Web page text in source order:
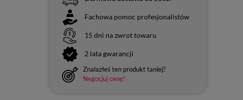
Fachowa pomoc profesjonalistów
15 dni na zwrot towaru
2 lata gwarancji
Znalazłeś ten produkt taniej?
Negocjuj cenę!